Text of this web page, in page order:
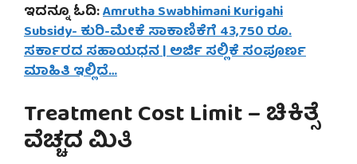
ಇದನ್ನೂ ಓದಿ:Amrutha Swabhimani Kurigahi
Subsidy- ಕುರಿ-ಮೇಕೆ ಸಾಕಾಣಿಕೆಗೆ 43,750 ರೂ.
ಸರ್ಕಾರದ ಸಹಾಯಧನ | ಅರ್ಜಿ ಸಲ್ಲಿಕೆ ಸಂಪೂರ್ಣ
ಮಾಹಿತಿ ಇಲ್ಲಿದೆ…
Treatment Cost Limit – ಚಿಕಿತ್ಸೆ
ವೆಚ್ಚದ ಮಿತಿ